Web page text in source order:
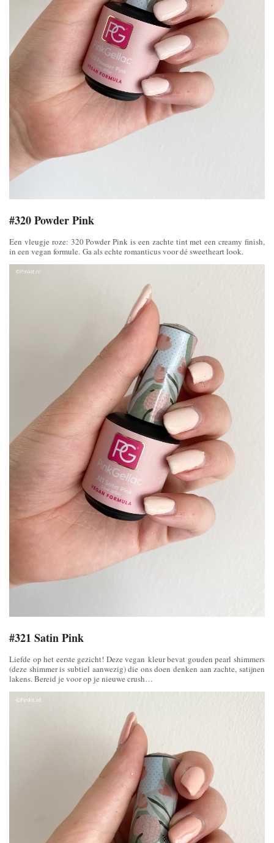
#320 Powder Pink
Een vleugje roze: 320 Powder Pink is een zachte tint met een creamy finish,
in een vegan formule. Ga als echte romanticus voor dé sweetheart look.
#321 Satin Pink
Liefde op het eerste gezicht! Deze vegan kleur bevat gouden pearl shimmers
(deze shimmer is subtiel aanwezig) die ons doen denken aan zachte, satijnen
lakens. Bereid je voor op je nieuwe crush…